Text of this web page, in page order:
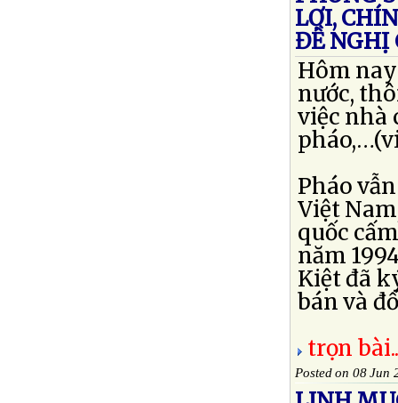
LỢI,
ĐỀ NGHỊ
Hôm
nước,
việc nhà
Pháo
Việt
quốc
năm
Kiệt đã
bán và
trọn
Posted on 08 Jun